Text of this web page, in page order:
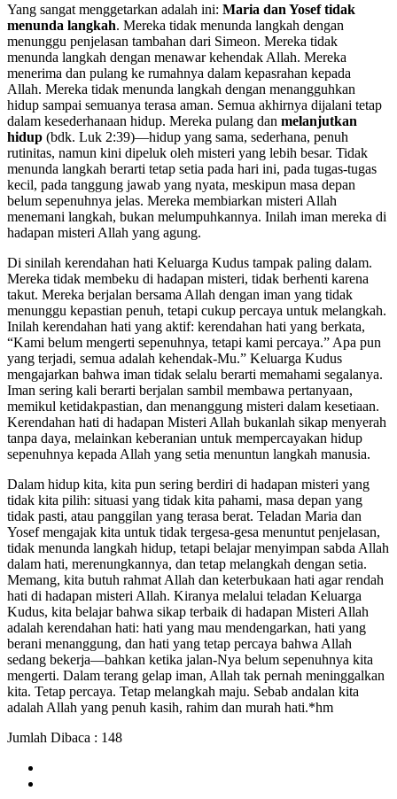
Yang sangat menggetarkan adalah ini: Maria dan Yosef tidak
menunda langkah. Mereka tidak menunda langkah dengan
menunggu penjelasan tambahan dari Simeon. Mereka tidak
menunda langkah dengan menawar kehendak Allah. Mereka
menerima dan pulang ke rumahnya dalam kepasrahan kepada
Allah. Mereka tidak menunda langkah dengan menangguhkan
hidup sampai semuanya terasa aman. Semua akhirnya dijalani tetap
dalam kesederhanaan hidup. Mereka pulang dan melanjutkan
hidup (bdk. Luk 2:39)—hidup yang sama, sederhana, penuh
rutinitas, namun kini dipeluk oleh misteri yang lebih besar. Tidak
menunda langkah berarti tetap setia pada hari ini, pada tugas-tugas
kecil, pada tanggung jawab yang nyata, meskipun masa depan
belum sepenuhnya jelas. Mereka membiarkan misteri Allah
menemani langkah, bukan melumpuhkannya. Inilah iman mereka di
hadapan misteri Allah yang agung.
Di sinilah kerendahan hati Keluarga Kudus tampak paling dalam.
Mereka tidak membeku di hadapan misteri, tidak berhenti karena
takut. Mereka berjalan bersama Allah dengan iman yang tidak
menunggu kepastian penuh, tetapi cukup percaya untuk melangkah.
Inilah kerendahan hati yang aktif: kerendahan hati yang berkata,
“Kami belum mengerti sepenuhnya, tetapi kami percaya.” Apa pun
yang terjadi, semua adalah kehendak-Mu.” Keluarga Kudus
mengajarkan bahwa iman tidak selalu berarti memahami segalanya.
Iman sering kali berarti berjalan sambil membawa pertanyaan,
memikul ketidakpastian, dan menanggung misteri dalam kesetiaan.
Kerendahan hati di hadapan Misteri Allah bukanlah sikap menyerah
tanpa daya, melainkan keberanian untuk mempercayakan hidup
sepenuhnya kepada Allah yang setia menuntun langkah manusia.
Dalam hidup kita, kita pun sering berdiri di hadapan misteri yang
tidak kita pilih: situasi yang tidak kita pahami, masa depan yang
tidak pasti, atau panggilan yang terasa berat. Teladan Maria dan
Yosef mengajak kita untuk tidak tergesa-gesa menuntut penjelasan,
tidak menunda langkah hidup, tetapi belajar menyimpan sabda Allah
dalam hati, merenungkannya, dan tetap melangkah dengan setia.
Memang, kita butuh rahmat Allah dan keterbukaan hati agar rendah
hati di hadapan misteri Allah. Kiranya melalui teladan Keluarga
Kudus, kita belajar bahwa sikap terbaik di hadapan Misteri Allah
adalah kerendahan hati: hati yang mau mendengarkan, hati yang
berani menanggung, dan hati yang tetap percaya bahwa Allah
sedang bekerja—bahkan ketika jalan-Nya belum sepenuhnya kita
mengerti. Dalam terang gelap iman, Allah tak pernah meninggalkan
kita. Tetap percaya. Tetap melangkah maju. Sebab andalan kita
adalah Allah yang penuh kasih, rahim dan murah hati.*hm
Jumlah Dibaca : 148